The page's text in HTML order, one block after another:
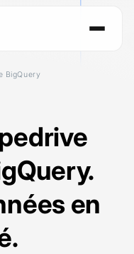
BigQuery
en